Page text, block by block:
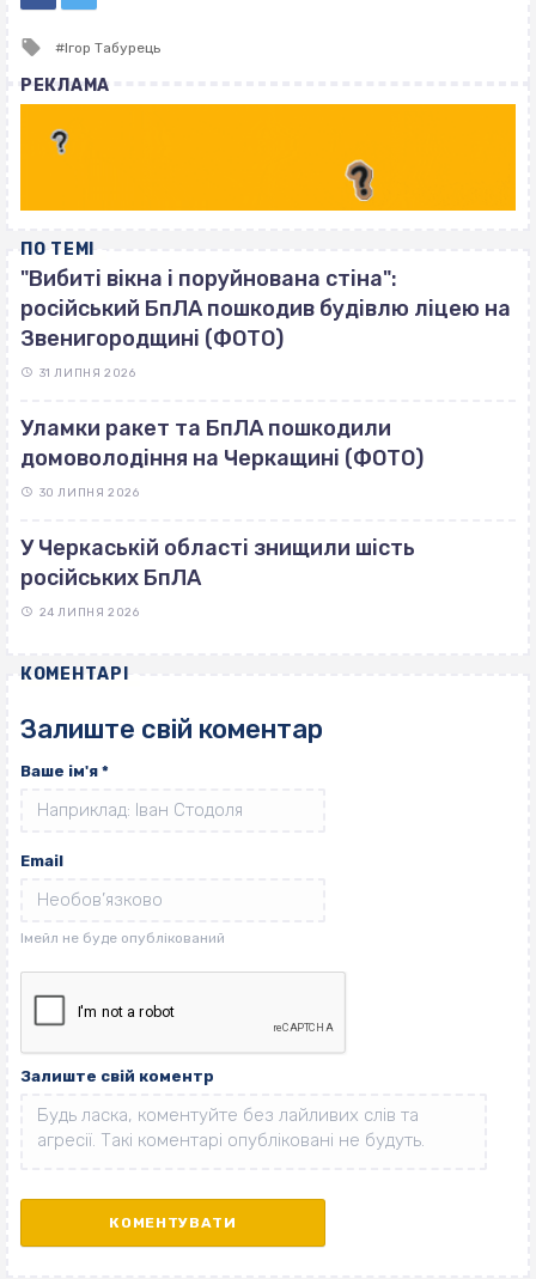
Tagged
Ігор Табурець
РЕКЛАМА
ПО ТЕМІ
"Вибиті вікна і поруйнована стіна":
російський БпЛА пошкодив будівлю ліцею на
Звенигородщині (ФОТО)
31 ЛИПНЯ 2026
Уламки ракет та БпЛА пошкодили
домоволодіння на Черкащині (ФОТО)
30 ЛИПНЯ 2026
У Черкаській області знищили шість
російських БпЛА
24 ЛИПНЯ 2026
КОМЕНТАРІ
Залиште свій коментар
Ваше ім'я *
Email
Залиште свій коментр